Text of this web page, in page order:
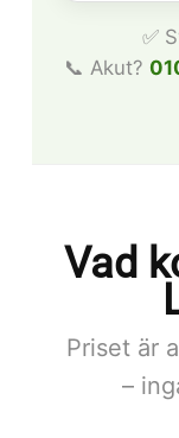
✅
📞 Akut?
Vad
Priset är
–